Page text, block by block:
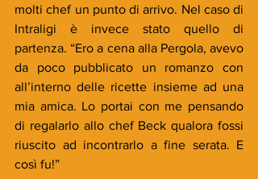
molti chef un punto di arrivo. Nel caso di
Intraligi è invece stato quello di
partenza. “Ero a cena alla Pergola, avevo
da poco pubblicato un romanzo con
all’interno delle ricette insieme ad una
mia amica. Lo portai con me pensando
di regalarlo allo chef Beck qualora fossi
riuscito ad incontrarlo a fine serata. E
così fu!”